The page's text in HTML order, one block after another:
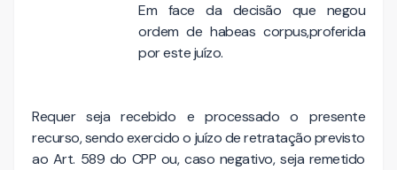
Em face da decisão que negou
ordem de habeas corpus,proferida
por este juízo.
Requer seja recebido e processado o presente
recurso, sendo exercido o juízo de retratação previsto
ao Art. 589 do CPP ou, caso negativo, seja remetido